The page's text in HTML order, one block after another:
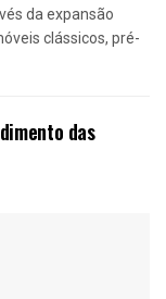
da expansão
clássicos, pré-
das